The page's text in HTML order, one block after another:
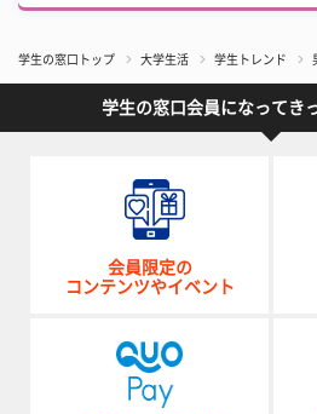
学生の窓口トップ 大学生活 学生トレンド
学生の窓口会員になってき
会員限定の
コンテンツやイベント